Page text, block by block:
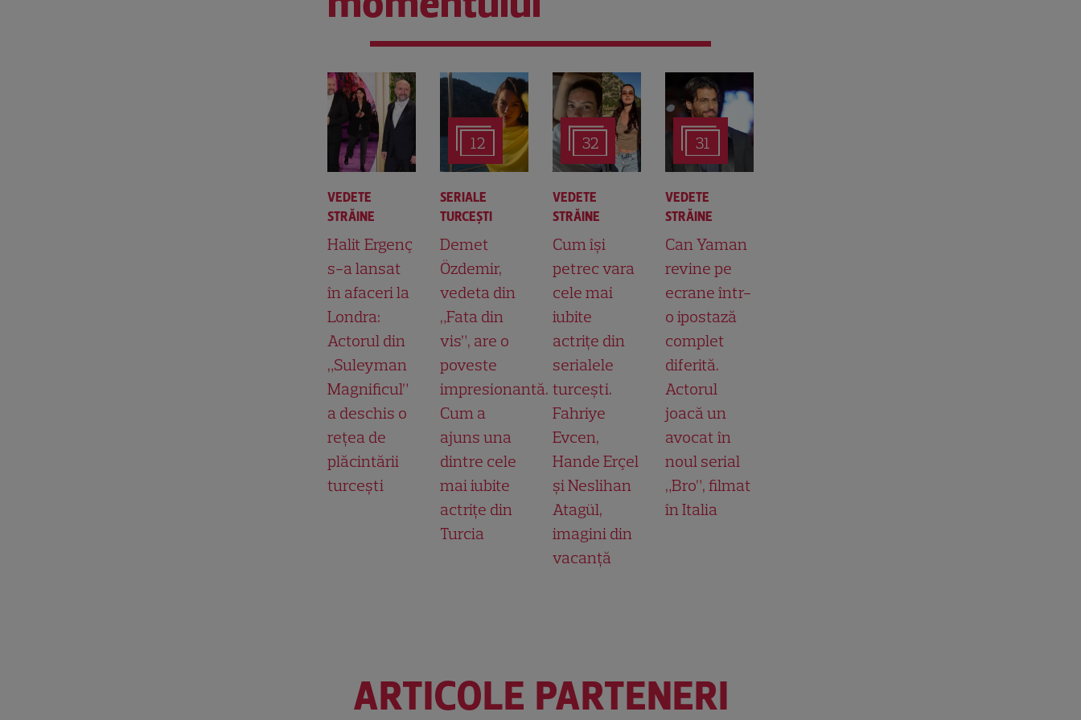
VEDETE
STRĂINE
Halit Ergenç
s-a lansat
în afaceri la
Londra:
Actorul din
„Suleyman
Magnificul”
a deschis o
rețea de
plăcintării
turcești
12
SERIALE
TURCEŞTI
Demet
Özdemir,
vedeta din
„Fata din
vis”, are o
poveste
impresionantă.
Cum a
ajuns una
dintre cele
mai iubite
actrițe din
Turcia
32
VEDETE
STRĂINE
Cum își
petrec vara
cele mai
iubite
actrițe din
serialele
turcești.
Fahriye
Evcen,
Hande Erçel
și Neslihan
Atagül,
imagini din
vacanță
31
VEDETE
STRĂINE
Can Yaman
revine pe
ecrane într-
o ipostază
complet
diferită.
Actorul
joacă un
avocat în
noul serial
„Bro”, filmat
în Italia
ARTICOLE PARTENERI